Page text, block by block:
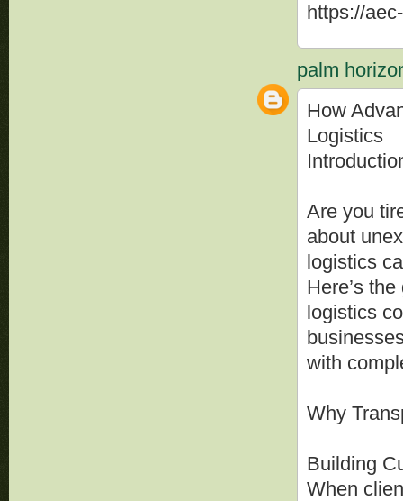
https://
palm
How
Logistics
Are you
about
logistics
Here’s
logistics
with
Why
Building
When